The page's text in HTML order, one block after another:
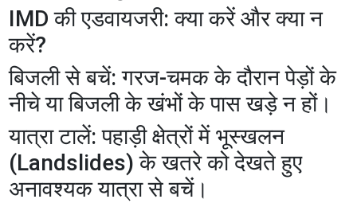
​IMD की एडवायजरी: क्या करें और क्या न
करें?
​बिजली से बचें: गरज-चमक के दौरान पेड़ों के
नीचे या बिजली के खंभों के पास खड़े न हों।
​यात्रा टालें: पहाड़ी क्षेत्रों में भूस्खलन
(Landslides) के खतरे को देखते हुए
अनावश्यक यात्रा से बचें।